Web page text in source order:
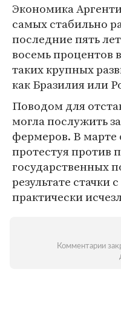
Экономика
самых стабильно
последние пять
восемь процентов
таких крупных
как Бразилия или
Поводом для
могла послужить
фермеров. В марте
протестуя против
государственных
результате стачки
практически
Комментарии